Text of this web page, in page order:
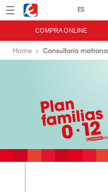
Menú Eroski
COMPRA ONLINE
Home Consultorio matrona